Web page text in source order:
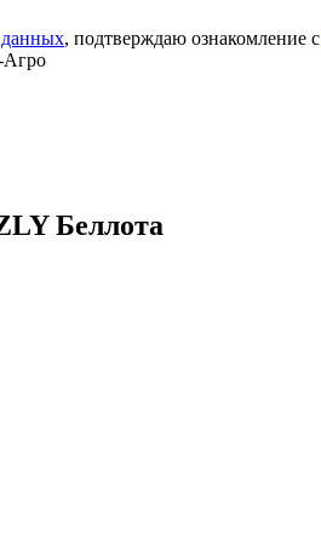
данных, подтверждаю ознакомление с
Беллота